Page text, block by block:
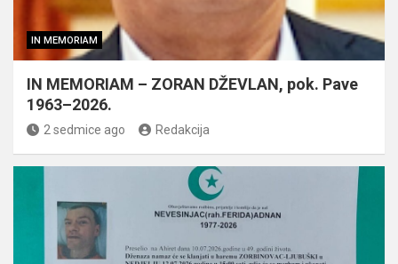
IN MEMORIAM
IN MEMORIAM – ZORAN DŽEVLAN, pok. Pave
1963–2026.
2 sedmice ago Redakcija